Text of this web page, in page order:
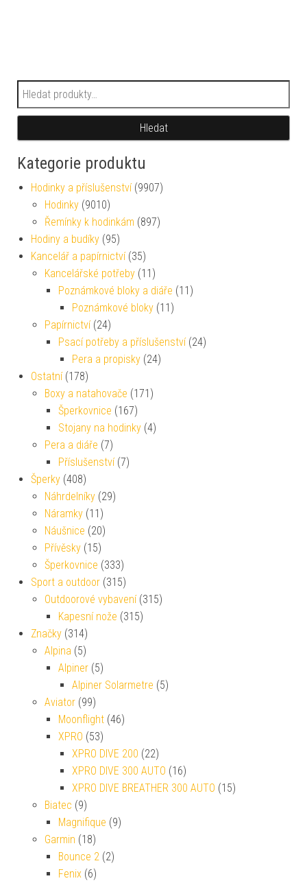
Hledat:
Hledat
Kategorie produktu
Hodinky a příslušenství (9907)
Hodinky (9010)
Řemínky k hodinkám (897)
Hodiny a budíky (95)
Kancelář a papírnictví (35)
Kancelářské potřeby (11)
Poznámkové bloky a diáře (11)
Poznámkové bloky (11)
Papírnictví (24)
Psací potřeby a příslušenství (24)
Pera a propisky (24)
Ostatní (178)
Boxy a natahovače (171)
Šperkovnice (167)
Stojany na hodinky (4)
Pera a diáře (7)
Příslušenství (7)
Šperky (408)
Náhrdelníky (29)
Náramky (11)
Náušnice (20)
Přívěsky (15)
Šperkovnice (333)
Sport a outdoor (315)
Outdoorové vybavení (315)
Kapesní nože (315)
Značky (314)
Alpina (5)
Alpiner (5)
Alpiner Solarmetre (5)
Aviator (99)
Moonflight (46)
XPRO (53)
XPRO DIVE 200 (22)
XPRO DIVE 300 AUTO (16)
XPRO DIVE BREATHER 300 AUTO (15)
Biatec (9)
Magnifique (9)
Garmin (18)
Bounce 2 (2)
Fenix (6)